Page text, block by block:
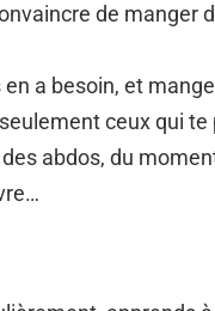
de manger
a besoin, et
ceux qui te
des abdos, du